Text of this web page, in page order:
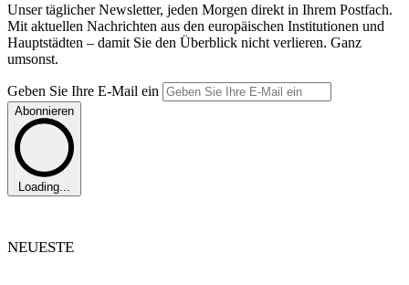
Unser täglicher Newsletter, jeden Morgen direkt in Ihrem Postfach.
Mit aktuellen Nachrichten aus den europäischen Institutionen und
Hauptstädten – damit Sie den Überblick nicht verlieren. Ganz
umsonst.
Geben Sie Ihre E-Mail ein
Abonnieren
Loading...
NEUESTE